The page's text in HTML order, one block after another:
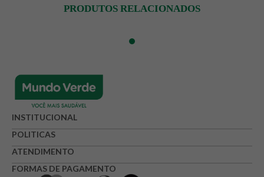
★★★☆☆
Seu nome
Endereço de e-mail
PRODUTOS RELACIONADOS
INSTITUCIONAL
POLITICAS
ATENDIMENTO
FORMAS DE PAGAMENTO